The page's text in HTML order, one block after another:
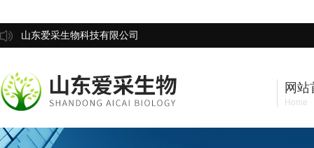
山东爱采生物科技有限公司
网站
Home